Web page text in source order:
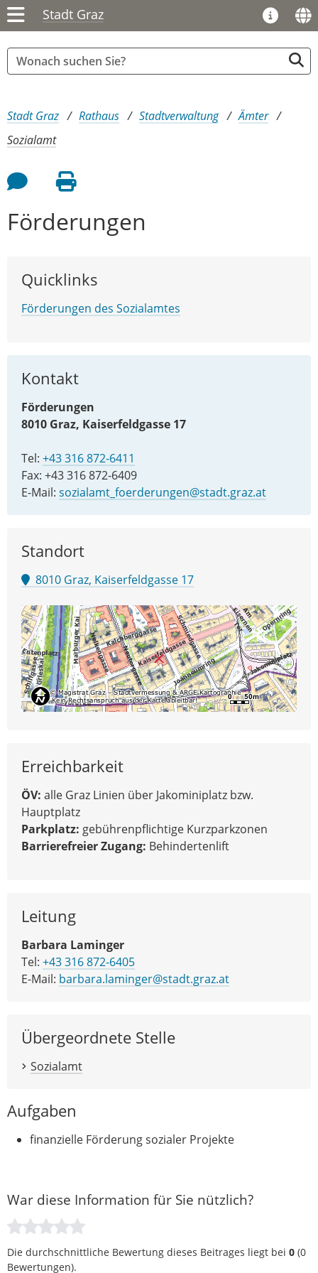
Stadt Graz
Sie sind hier:
Stadt Graz Rathaus Stadtverwaltung
Ämter
Sozialamt
Feedback an Autor
Seite drucken
Förderungen
Quicklinks
Förderungen des Sozialamtes
Kontakt
Förderungen
8010 Graz, Kaiserfeldgasse 17
Tel: +43 316 872-6411
Fax: +43 316 872-6409
E-Mail: sozialamt_foerderungen@stadt.graz.at
Standort
8010 Graz, Kaiserfeldgasse 17
Erreichbarkeit
ÖV: alle Graz Linien über Jakominiplatz bzw.
Hauptplatz
Parkplatz: gebührenpflichtige Kurzparkzonen
Barrierefreier Zugang: Behindertenlift
Leitung
Barbara Laminger
Tel: +43 316 872-6405
E-Mail: barbara.laminger@stadt.graz.at
Übergeordnete Stelle
Sozialamt
Aufgaben
finanzielle Förderung sozialer Projekte
War diese Information für Sie nützlich?
Die durchschnittliche Bewertung dieses Beitrages liegt bei 0 (0
Bewertungen).